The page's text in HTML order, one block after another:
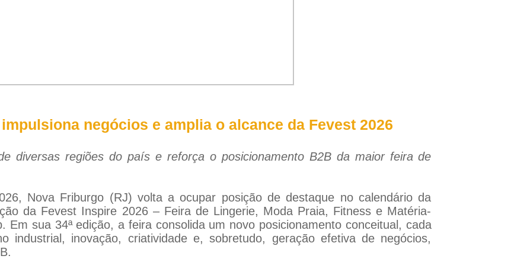
negócios e amplia o alcance da Fevest 2026
diversas regiões do país e reforça o posicionamento B2B da maior feira de
Nova Friburgo (RJ) volta a ocupar posição de destaque no calendário da
da Fevest Inspire 2026 – Feira de Lingerie, Moda Praia, Fitness e Matéria-
Em sua 34ª edição, a feira consolida um novo posicionamento conceitual, cada
industrial, inovação, criatividade e, sobretudo, geração efetiva de negócios,